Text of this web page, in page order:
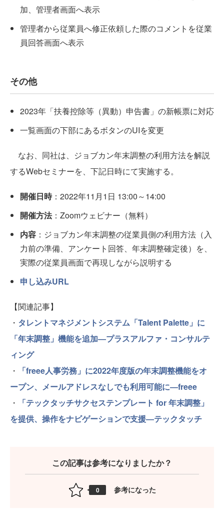
加、管理者画面へ表示
管理者から従業員へ修正依頼した際のコメントを従業
員回答画面へ表示
その他
2023年「扶養控除等（異動）申告書」の新帳票に対応
一覧画面の下部にあるボタンのUIを変更
なお、同社は、ジョブカン年末調整の利用方法を解説
するWebセミナーを、下記日時にて実施する。
開催日時：2022年11月1日 13:00～14:00
開催方法：Zoomウェビナー（無料）
内容 ：ジョブカン年末調整の従業員側の利用方法（入
力前の準備、アンケート回答、年末調整確定後）を、
実際の従業員画面で再現しながら説明する
申し込みURL
【関連記事】
・ タレントマネジメントシステム「Talent Palette」に
「年末調整」機能を追加―プラスアルファ・コンサルテ
ィング
・
「freee人事労務」に2022年度版の年末調整機能をオ
ープン、メールアドレスなしでも利用可能に―freee
・
「テックタッチサクセステンプレート for 年末調整」
を提供、操作をナビゲーションで支援―テックタッチ
この記事は参考になりましたか？
0 参考になった